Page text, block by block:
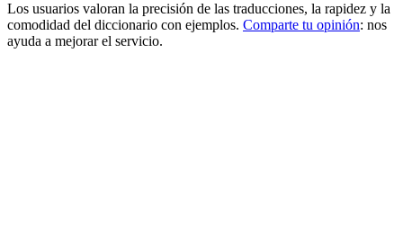
Los usuarios valoran la precisión de las traducciones, la rapidez y la
comodidad del diccionario con ejemplos. Comparte tu opinión: nos
ayuda a mejorar el servicio.